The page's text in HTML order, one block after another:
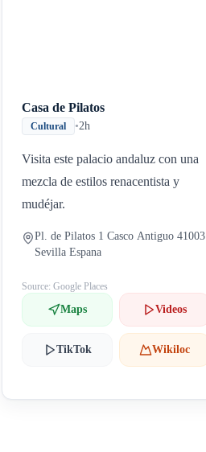
Casa de Pilatos
Cultural •2h
Visita este palacio andaluz con una
mezcla de estilos renacentista y
mudéjar.
Pl. de Pilatos 1 Casco Antiguo 41003
Sevilla Espana
Source: Google Places
Maps Videos
TikTok Wikiloc